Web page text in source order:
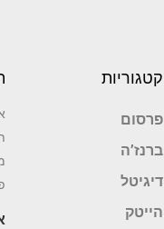
קטגוריות
פרסום
ברנז’ה
דיגיטל
הייטק